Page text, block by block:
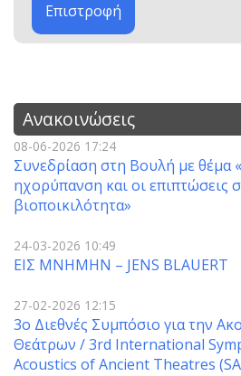
Επιστροφή
Ανακοινώσεις
08-06-2026 17:24
Συνεδρίαση στη Βουλή με θέμα
ηχορύπανση και οι επιπτώσεις
βιοποικιλότητα»
24-03-2026 10:49
ΕΙΣ ΜΝΗΜΗΝ – JENS BLAUERT
27-02-2026 12:15
3o Διεθνές Συμπόσιο για την
Θεάτρων / 3rd International
Acoustics of Ancient Theatres